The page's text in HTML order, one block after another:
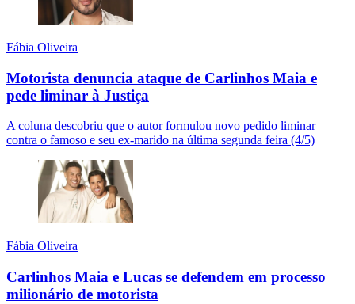
Fábia Oliveira
Motorista denuncia ataque de Carlinhos Maia e
pede liminar à Justiça
A coluna descobriu que o autor formulou novo pedido liminar
contra o famoso e seu ex-marido na última segunda feira (4/5)
Fábia Oliveira
Carlinhos Maia e Lucas se defendem em processo
milionário de motorista